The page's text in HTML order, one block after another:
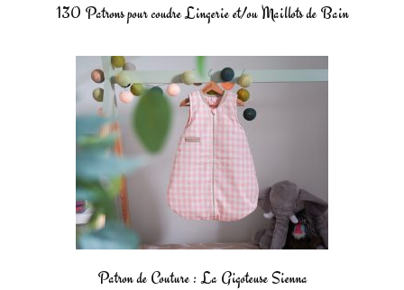
130 Patrons pour coudre Lingerie et/ou Maillots de Bain
Patron de Couture : La Gigoteuse Sienna